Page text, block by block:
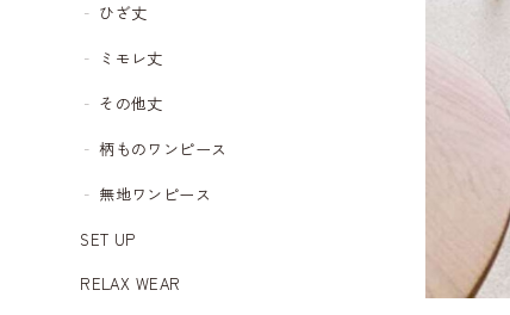
ひざ丈
ミモレ丈
その他丈
柄ものワンピース
無地ワンピース
SET UP
RELAX WEAR